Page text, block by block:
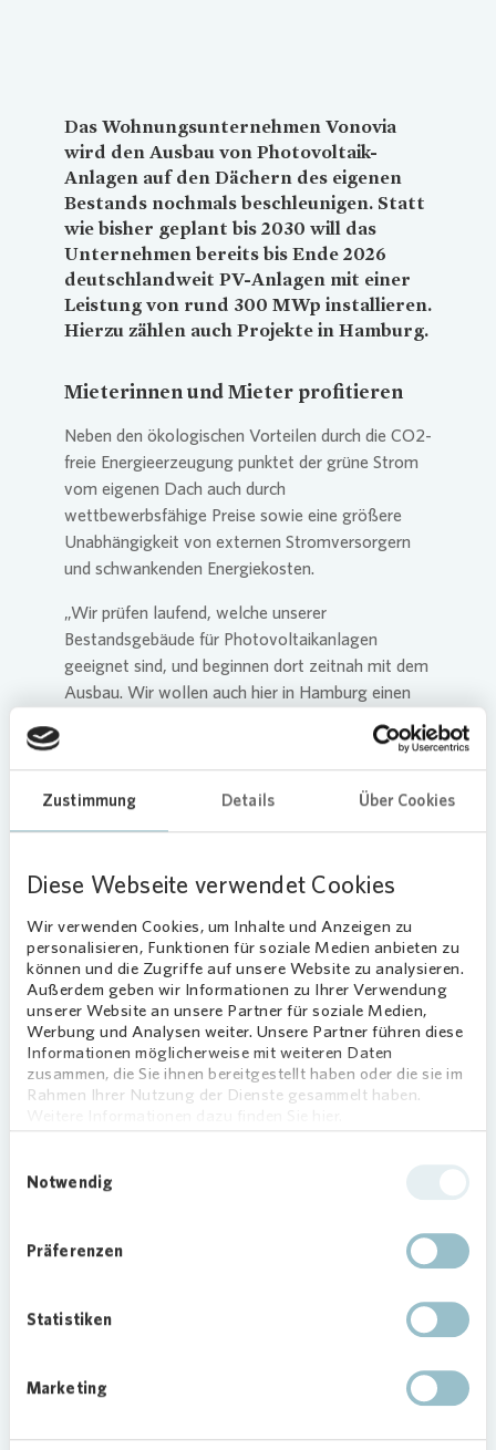
Zustimmung Details Über Cookies
Diese Webseite verwendet Cookies
Wir verwenden Cookies, um Inhalte und Anzeigen zu
personalisieren, Funktionen für soziale Medien anbieten zu
können und die Zugriffe auf unsere Website zu analysieren.
Außerdem geben wir Informationen zu Ihrer Verwendung
unserer Website an unsere Partner für soziale Medien,
Werbung und Analysen weiter. Unsere Partner führen diese
Informationen möglicherweise mit weiteren Daten
zusammen, die Sie ihnen bereitgestellt haben oder die sie im
Rahmen Ihrer Nutzung der Dienste gesammelt haben.
Notwendig
Präferenzen
Statistiken
Marketing
Das Wohnungsunternehmen Vonovia
wird den Ausbau von Photovoltaik-
Anlagen auf den Dächern des eigenen
Bestands nochmals beschleunigen. Statt
wie bisher geplant bis 2030 will das
Unternehmen bereits bis Ende 2026
deutschlandweit PV-Anlagen mit einer
Leistung von rund 300 MWp installieren.
Hierzu zählen auch Projekte in Hamburg.
Mieterinnen und Mieter profitieren
Neben den ökologischen Vorteilen durch die CO2-
freie Energieerzeugung punktet der grüne Strom
vom eigenen Dach auch durch
wettbewerbsfähige Preise sowie eine größere
Unabhängigkeit von externen Stromversorgern
und schwankenden Energiekosten.
„Wir prüfen laufend, welche unserer
Bestandsgebäude für Photovoltaikanlagen
geeignet sind, und beginnen dort zeitnah mit dem
Ausbau. Wir wollen auch hier in Hamburg einen
Vonovia
Regionalbereichsleiterin Hamburg.
Sven Kiekert, Projektleiter Photovoltaik, ergänzt:
Mieterinnen und Mietern zugute. Für den vor Ort
erzeugten und verbrauchten Strom werden keine
Netzentgelte fällig. Die Vorteile der lokalen
Erzeugung wollen wir durch attraktive
Stromtarife an die Mieterinnen und Mieter
weitergeben.“
Unternehmensziele umfassen Beiträge
zur Energiewende
abgeschlossenen Pilot-projekt „1.000-Dächer-
Programm“ schuf
die Basis für eine noch
bis 2050, mit dem Ziel schon bis 2026 PV-
entsprechen der Leistung von zwei
Vonovia
über eine Leistung von 53,1 MWp, 2024
Vonoviainvestiert dafür bis 2026 insgesamt über